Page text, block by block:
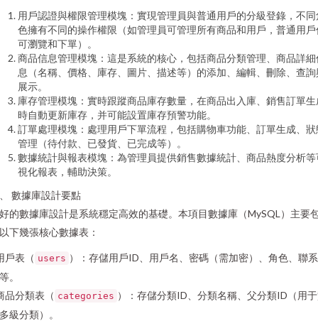
用戶認證與權限管理模塊：實現管理員與普通用戶的分級登錄，不同
色擁有不同的操作權限（如管理員可管理所有商品和用戶，普通用戶
可瀏覽和下單）。
商品信息管理模塊：這是系統的核心，包括商品分類管理、商品詳細
息（名稱、價格、庫存、圖片、描述等）的添加、編輯、刪除、查詢
展示。
庫存管理模塊：實時跟蹤商品庫存數量，在商品出入庫、銷售訂單生
時自動更新庫存，并可能設置庫存預警功能。
訂單處理模塊：處理用戶下單流程，包括購物車功能、訂單生成、狀
管理（待付款、已發貨、已完成等）。
數據統計與報表模塊：為管理員提供銷售數據統計、商品熱度分析等
視化報表，輔助決策。
數據庫設計要點
的數據庫設計是系統穩定高效的基礎。本項目數據庫（MySQL）主要
下幾張核心數據表：
戶表（ users ）：存儲用戶ID、用戶名、密碼（需加密）、角色、聯
。
品分類表（ categories ）：存儲分類ID、分類名稱、父分類ID（用
級分類）。